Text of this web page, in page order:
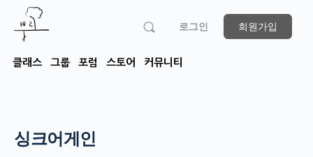
로그인 회원가입
클래스 그룹 포럼 스토어 커뮤니티
싱크어게인